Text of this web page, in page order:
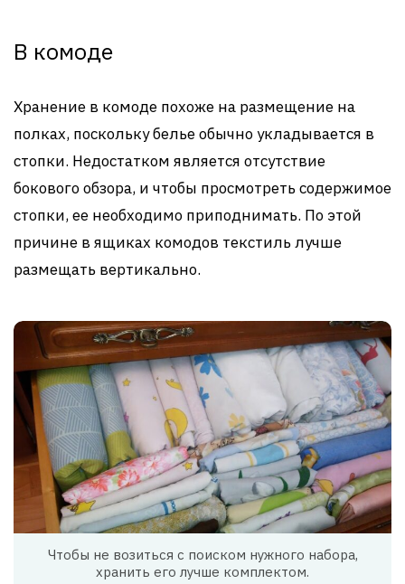
В комоде
Хранение в комоде похоже на размещение на
полках, поскольку белье обычно укладывается в
стопки. Недостатком является отсутствие
бокового обзора, и чтобы просмотреть содержимое
стопки, ее необходимо приподнимать. По этой
причине в ящиках комодов текстиль лучше
размещать вертикально.
Чтобы не возиться с поиском нужного набора,
хранить его лучше комплектом.